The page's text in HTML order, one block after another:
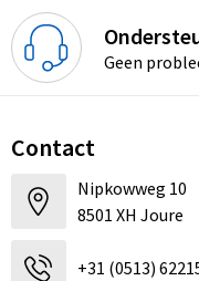
Geen
Contact
Nipkowweg 10
8501 XH Joure
+31 (0513)